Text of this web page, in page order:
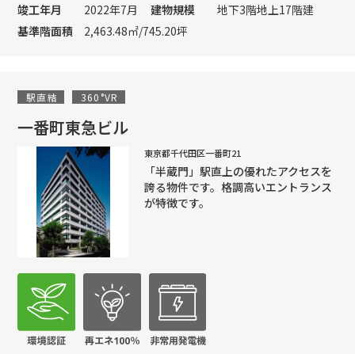
竣工年月
2022年7月 建物規模
地下3階地上17階建
基準階面積
2,463.48㎡/745.20坪
駅直結 360°VR
一番町東急ビル
東京都千代田区一番町21
「半蔵門」駅直上の優れたアクセスを
誇る物件です。格調高いエントランス
が特徴です。